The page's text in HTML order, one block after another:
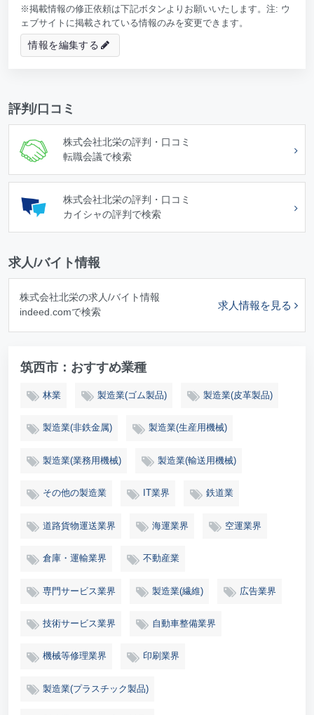
※掲載情報の修正依頼は下記ボタンよりお願いいたします。注: ウ
ェブサイトに掲載されている情報のみを変更できます。
情報を編集する
評判/口コミ
株式会社北栄の評判・口コミ
転職会議で検索
株式会社北栄の評判・口コミ
カイシャの評判で検索
求人/バイト情報
株式会社北栄の求人/バイト情報
indeed.comで検索
求人情報を見る
筑西市：おすすめ業種
林業 製造業(ゴム製品) 製造業(皮革製品)
製造業(非鉄金属) 製造業(生産用機械)
製造業(業務用機械) 製造業(輸送用機械)
その他の製造業 IT業界 鉄道業
道路貨物運送業界 海運業界 空運業界
倉庫・運輸業界 不動産業
専門サービス業界 製造業(繊維) 広告業界
技術サービス業界 自動車整備業界
機械等修理業界 印刷業界
製造業(プラスチック製品)